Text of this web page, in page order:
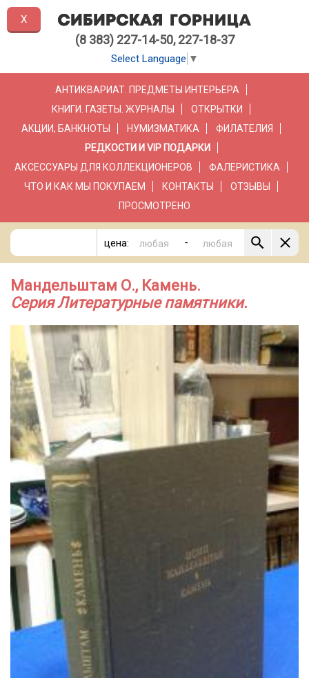
(8 383) 227-14-50, 227-18-37
Select Language ▼
АНТИКВАРИАТ. ПРЕДМЕТЫ ИНТЕРЬЕРА
КНИГИ. ГАЗЕТЫ. ЖУРНАЛЫ
ОТКРЫТКИ
АКЦИИ, БАНКНОТЫ
НУМИЗМАТИКА
ФИЛАТЕЛИЯ
РЕДКОСТИ И VIP ПОДАРКИ
АКСЕССУАРЫ ДЛЯ КОЛЛЕКЦИОНЕРОВ
ФАЛЕРИСТИКА
ЧТО И КАК МЫ ПОКУПАЕМ
КОНТАКТЫ
ОТЗЫВЫ
ПРОСМОТРЕНО
цена: -
Мандельштам О., Камень.
Серия Литературные памятники.
X